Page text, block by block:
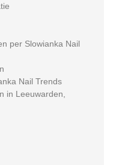
per Slowianka Nail
Nail Trends
in Leeuwarden,